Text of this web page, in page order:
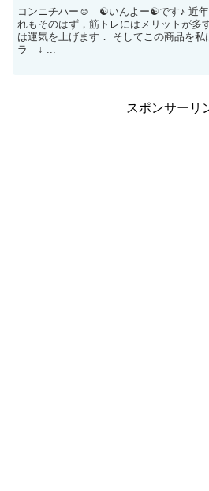
コンニチハー☺ ☯いんよー☯です♪ 近年
れもそのはず，筋トレにはメリットが多
は運気を上げます． そしてこの商品を
ラ ↓ ...
スポンサーリ